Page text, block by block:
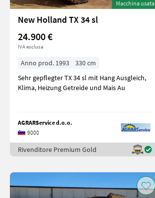
Macchina usata
New Holland TX 34 sl
24.900 €
IVA esclusa
Anno prod. 1993
330 cm
Sehr gepflegter TX 34 sl mit Hang Ausgleich,
Klima, Heizung Getreide und Mais Au
AGRARService d.o.o.
9000
Rivenditore Premium Gold